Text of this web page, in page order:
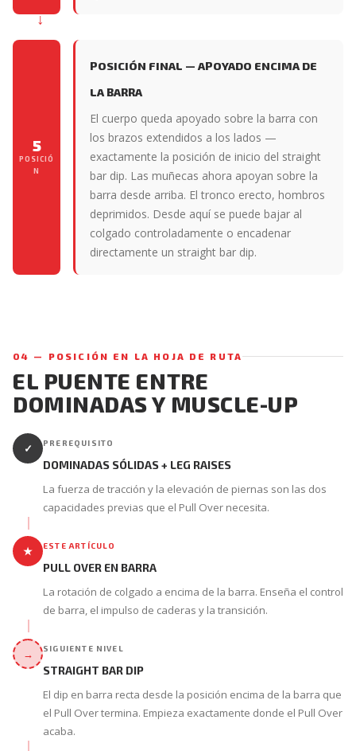
5
POSICIÓ
N
POSICIÓN FINAL — APOYADO ENCIMA DE
LA BARRA
El cuerpo queda apoyado sobre la barra con
los brazos extendidos a los lados —
exactamente la posición de inicio del straight
bar dip. Las muñecas ahora apoyan sobre la
barra desde arriba. El tronco erecto, hombros
deprimidos. Desde aquí se puede bajar al
colgado controladamente o encadenar
directamente un straight bar dip.
04 — POSICIÓN EN LA HOJA DE RUTA
EL PUENTE ENTRE
DOMINADAS Y MUSCLE-UP
✓ PREREQUISITO
DOMINADAS SÓLIDAS + LEG RAISES
La fuerza de tracción y la elevación de piernas son las dos
capacidades previas que el Pull Over necesita.
★ ESTE ARTÍCULO
PULL OVER EN BARRA
La rotación de colgado a encima de la barra. Enseña el control
de barra, el impulso de caderas y la transición.
→ SIGUIENTE NIVEL
STRAIGHT BAR DIP
El dip en barra recta desde la posición encima de la barra que
el Pull Over termina. Empieza exactamente donde el Pull Over
acaba.